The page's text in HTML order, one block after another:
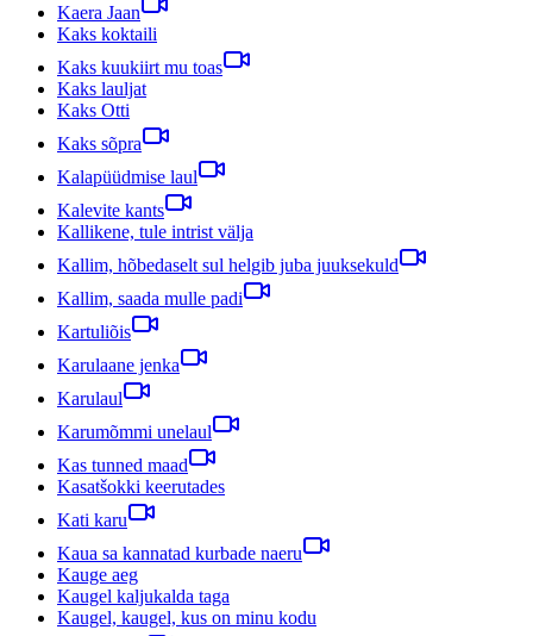
Kaera Jaan
Kaks koktaili
Kaks kuukiirt mu toas
Kaks lauljat
Kaks Otti
Kaks sõpra
Kalapüüdmise laul
Kalevite kants
Kallikene, tule intrist välja
Kallim, hõbedaselt sul helgib juba juuksekuld
Kallim, saada mulle padi
Kartuliõis
Karulaane jenka
Karulaul
Karumõmmi unelaul
Kas tunned maad
Kasatšokki keerutades
Kati karu
Kaua sa kannatad kurbade naeru
Kauge aeg
Kaugel kaljukalda taga
Kaugel, kaugel, kus on minu kodu